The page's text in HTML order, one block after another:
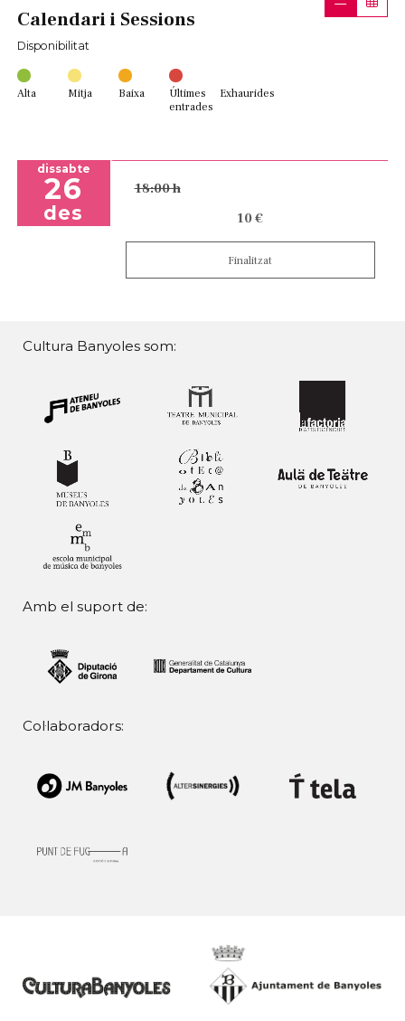
Calendari i Sessions
Disponibilitat
Alta Mitja Baixa
Últimes
entrades
Exhaurides
dissabte
26
des
18:00 h
10 €
Finalitzat
Cultura Banyoles som:
Amb el suport de:
Col·laboradors: